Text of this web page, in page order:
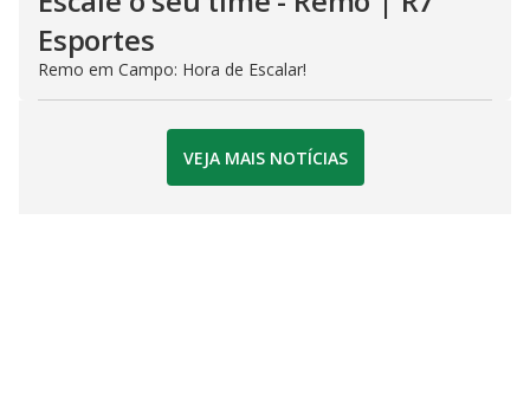
Esportes
Remo em Campo: Hora de Escalar!
VEJA MAIS NOTÍCIAS